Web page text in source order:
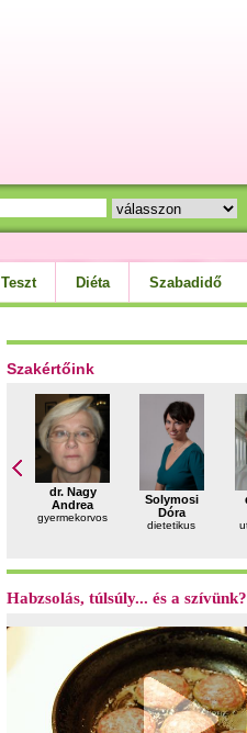
Teszt Diéta Szabadidő
Szakértőink
dr. Nagy
Andrea
gyermekorvos
Solymosi
Dóra
dietetikus
Habzsolás, túlsúly... és a szívünk?